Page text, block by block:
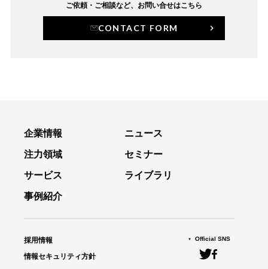
ご依頼・ご相談など、 お問い合せはこちら
CONTACT FORM
企業情報
注力領域
サービス
事例紹介
ニュース
セミナー
ライブラリ
採用情報
情報セキュリティ方針
Official SNS